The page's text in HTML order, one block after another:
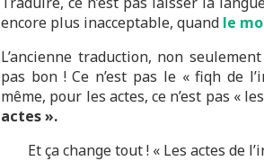
encore plus inacceptable, quand le
L’ancienne traduction, non
pas bon ! Ce n’est pas le « fiqh de
même, pour les actes, ce n’est pas «
actes ».
Et ça change tout ! « Les actes de